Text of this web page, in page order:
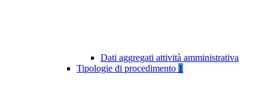
Dati aggregati attività amministrativa
Tipologie di procedimento 1